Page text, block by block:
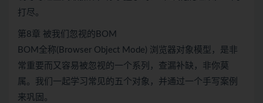
打尽。
第8章 被我们忽视的BOM
BOM全称(Browser Object Mode) 浏览器对象模型，是非
常重要而又容易被忽视的一个系列，查漏补缺，非你莫
属。我们一起学习常见的五个对象，并通过一个手写案例
来巩固。